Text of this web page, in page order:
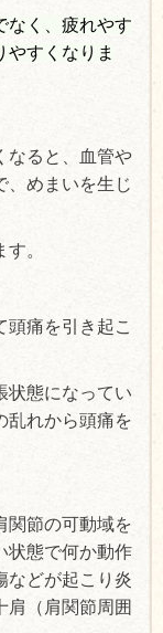
なく、疲れやす
やすくなりま
なると、血管や
、めまいを生じ
。
痛を引き起こ
状態になってい
乱れから頭痛を
関節の可動域を
状態で何か動作
などが起こり炎
肩（肩関節周囲